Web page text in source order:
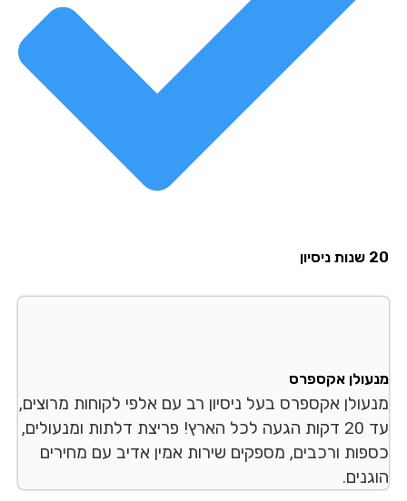
אקספרס
אקספרס בעל ניסיון רב עם אלפי לקוחות מרוצים,
עד 20 דקות הגעה לכל הארץ! פריצת דלתות ומנעולים,
ורכבים, מספקים שירות אמין אדיב עם מחירים